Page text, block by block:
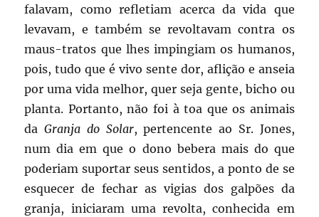
falavam, como refletiam acerca da vida que
levavam, e também se revoltavam contra os
maus-tratos que lhes impingiam os humanos,
pois, tudo que é vivo sente dor, aflição e anseia
por uma vida melhor, quer seja gente, bicho ou
planta. Portanto, não foi à toa que os animais
daGranja do Solar, pertencente ao Sr. Jones,
num dia em que o dono bebera mais do que
poderiam suportar seus sentidos, a ponto de se
esquecer de fechar as vigias dos galpões da
granja, iniciaram uma revolta, conhecida em